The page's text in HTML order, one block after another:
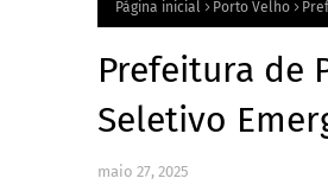
Página inicial Porto Velho
Prefeitura de
Seletivo
maio 27, 2025